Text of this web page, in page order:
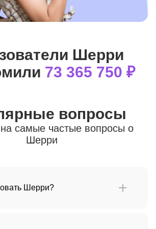
Шерри
73 365 750 ₽
вопросы
самые частые вопросы о
Шерри
Шерри?